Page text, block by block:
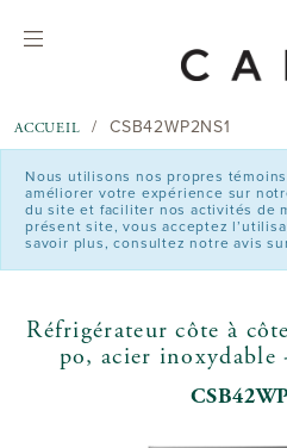
ACCUEIL CSB42WP2NS1
Nous utilisons nos propres
améliorer votre expérience sur
du site et faciliter nos activités de
présent site, vous acceptez
savoir plus, consultez notre avis
Réfrigérateur côte à
po, acier inoxydable